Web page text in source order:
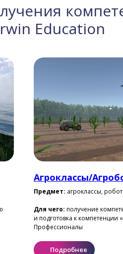
Education
Агроклассы/
Предмет: агроклассы,
Для чего: получение
и подготовка к компетенции
Профессионалы
Подробнее